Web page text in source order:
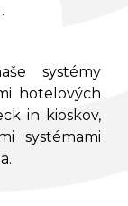
systémy
hotelových
in kioskov,
systémami